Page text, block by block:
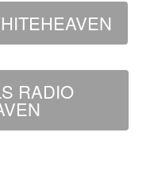
RADIO